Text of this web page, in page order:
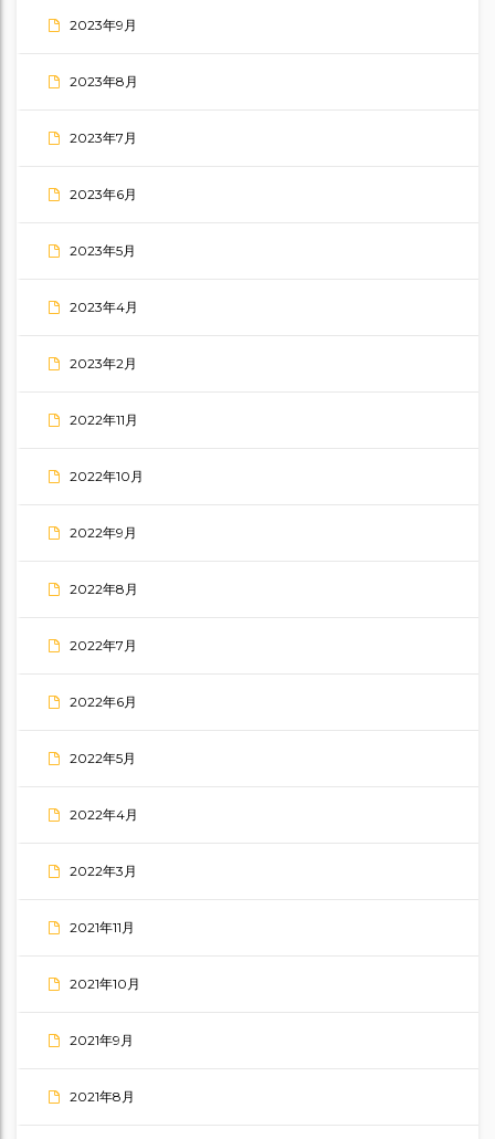
2023年9月
2023年8月
2023年7月
2023年6月
2023年5月
2023年4月
2023年2月
2022年11月
2022年10月
2022年9月
2022年8月
2022年7月
2022年6月
2022年5月
2022年4月
2022年3月
2021年11月
2021年10月
2021年9月
2021年8月